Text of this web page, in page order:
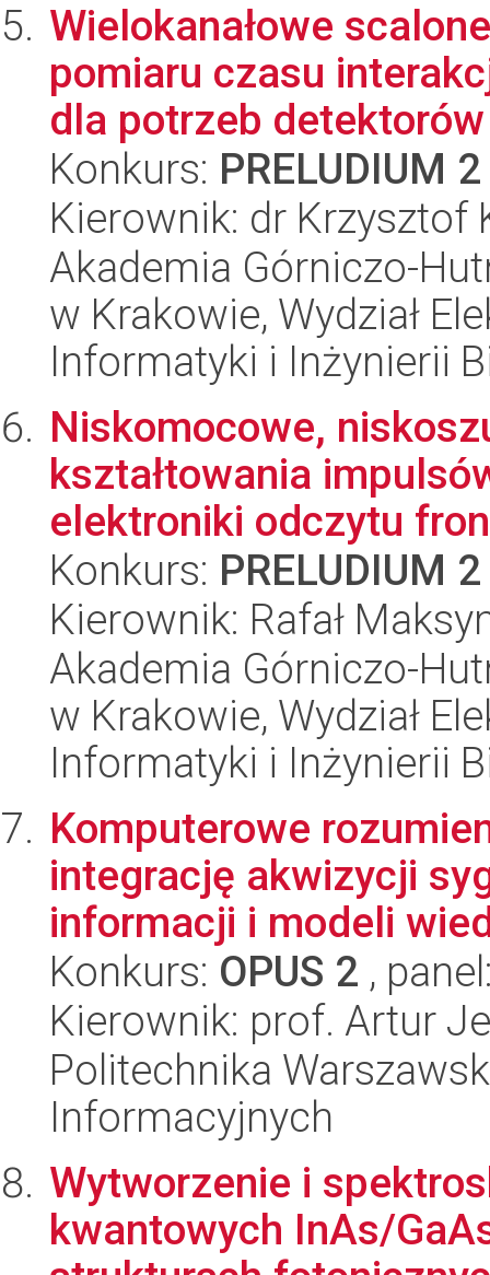
Wielokanałowe
pomiaru czasu
dla potrzeb
Konkurs: PRELUDIUM 2
Kierownik: dr Krzysztof
Akademia Górniczo-
w Krakowie, Wydział
Informatyki i Inżynierii
Niskomocowe,
kształtowania
elektroniki odczytu
Konkurs: PRELUDIUM 2
Kierownik: Rafał
Akademia Górniczo-
w Krakowie, Wydział
Informatyki i Inżynierii
Komputerowe
integrację akwizycji
informacji i modeli
Konkurs: OPUS 2 ,
Kierownik: prof. Artur
Politechnika
Informacyjnych
Wytworzenie i
kwantowych InAs/